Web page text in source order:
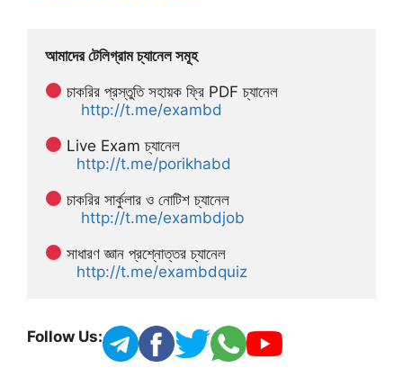
আমাদের টেলিগ্রাম চ্যানেল সমূহ
চাকরির প্রস্তুতি সহায়ক ফ্রি PDF চ্যানেল
http://t.me/exambd
Live Exam চ্যানেল
http://t.me/porikhabd
চাকরির সার্কুলার ও নোটিশ চ্যানেল
http://t.me/exambdjob
সাধারণ জ্ঞান প্রশ্নোত্তর চ্যানেল
http://t.me/exambdquiz
Follow Us: